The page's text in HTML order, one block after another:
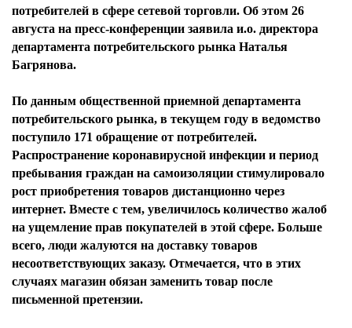
потребителей в сфере сетевой торговли. Об этом 26
августа на пресс-конференции заявила и.о. директора
департамента потребительского рынка Наталья
Багрянова.
По данным общественной приемной департамента
потребительского рынка, в текущем году в ведомство
поступило 171 обращение от потребителей.
Распространение коронавирусной инфекции и период
пребывания граждан на самоизоляции стимулировало
рост приобретения товаров дистанционно через
интернет. Вместе с тем, увеличилось количество жалоб
на ущемление прав покупателей в этой сфере. Больше
всего, люди жалуются на доставку товаров
несоответствующих заказу. Отмечается, что в этих
случаях магазин обязан заменить товар после
письменной претензии.